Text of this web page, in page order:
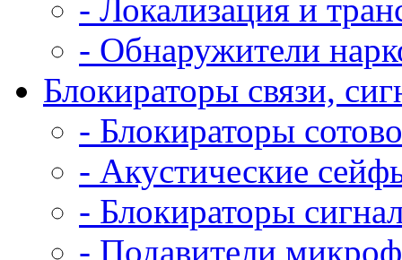
- Локализация и
- Обнаружители
Блокираторы связи,
- Блокираторы
- Акустические
- Блокираторы
- Подавители